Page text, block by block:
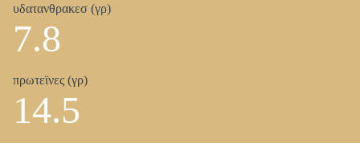
υδατανθρακεσ (γρ)
7.8
πρωτεϊνες (γρ)
14.5